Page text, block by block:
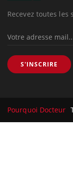
Recevez toutes
S'INSCRIRE
Pourquoi Docteur